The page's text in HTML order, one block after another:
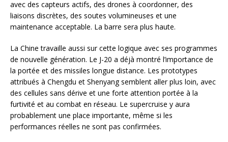
avec des capteurs actifs, des drones à coordonner, des
liaisons discrètes, des soutes volumineuses et une
maintenance acceptable. La barre sera plus haute.
La Chine travaille aussi sur cette logique avec ses programmes
de nouvelle génération. Le J-20 a déjà montré l’importance de
la portée et des missiles longue distance. Les prototypes
attribués à Chengdu et Shenyang semblent aller plus loin, avec
des cellules sans dérive et une forte attention portée à la
furtivité et au combat en réseau. Le supercruise y aura
probablement une place importante, même si les
performances réelles ne sont pas confirmées.